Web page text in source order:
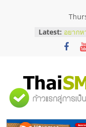
Latest: อยาก
เริ่มยั
สัมมน
ไชส์ ค
ร้านเ
บริษัท
"ศูนย์